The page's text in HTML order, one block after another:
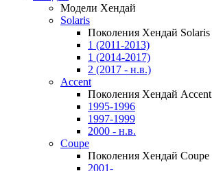
Модели Хендай
Solaris
Поколения Хендай Solaris
1 (2011-2013)
1 (2014-2017)
2 (2017 - н.в.)
Accent
Поколения Хендай Accent
1995-1996
1997-1999
2000 - н.в.
Coupe
Поколения Хендай Coupe
2001-